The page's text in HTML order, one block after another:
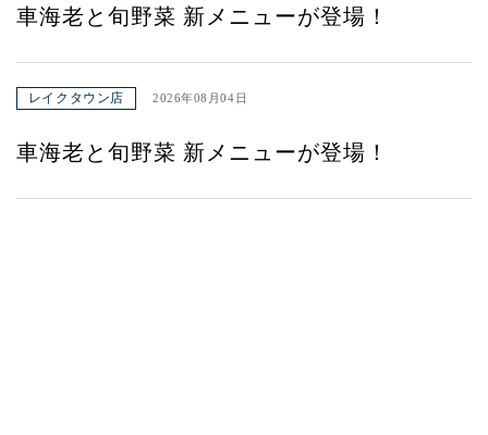
車海老と旬野菜 新メニューが登場！
レイクタウン店 2026年08月04日
車海老と旬野菜 新メニューが登場！